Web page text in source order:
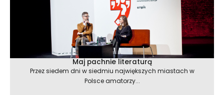
Maj pachnie literaturą
Przez siedem dni w siedmiu największych miastach w
Polsce amatorzy...